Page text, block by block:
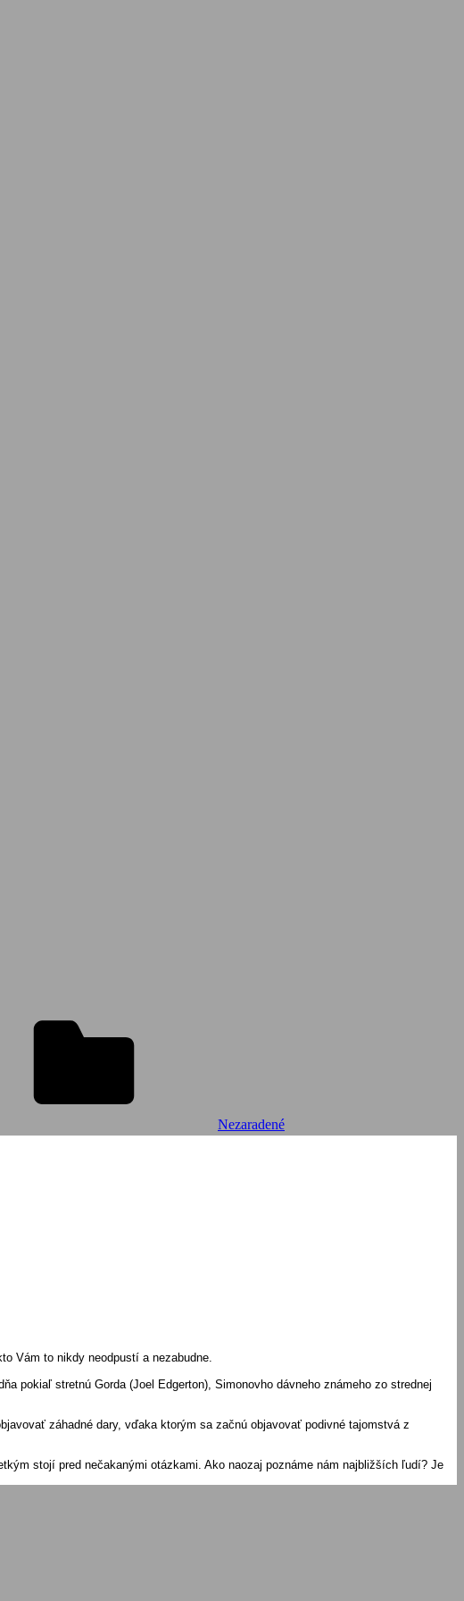
Nezaradené
Vám to nikdy neodpustí a nezabudne.
pokiaľ stretnú Gorda (Joel Edgerton), Simonovho dávneho známeho zo strednej
záhadné dary, vďaka ktorým sa začnú objavovať podivné tajomstvá z
stojí pred nečakanými otázkami. Ako naozaj poznáme nám najbližších ľudí? Je